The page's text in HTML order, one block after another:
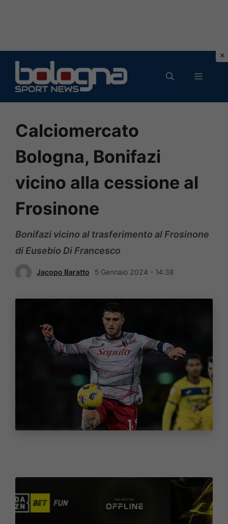
contenuto
MENU
Calciomercato
Bologna, Bonifazi
vicino alla cessione al
Frosinone
Bonifazi vicino al trasferimento al Frosinone
di Eusebio Di Francesco
Jacopo Baratto 5 Gennaio 2024 - 14:38